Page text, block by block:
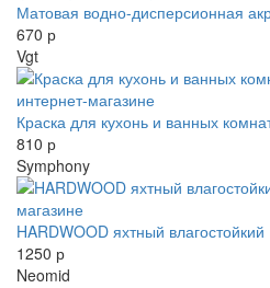
Матовая водно-дисперсионная
670 р
Vgt
Краска для кухонь и ванных
810 р
Symphony
HARDWOOD яхтный влагостойкий
1250 р
Neomid